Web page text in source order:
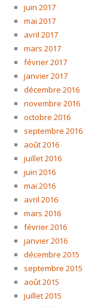
juin 2017
mai 2017
avril 2017
mars 2017
février 2017
janvier 2017
décembre 2016
novembre 2016
octobre 2016
septembre 2016
août 2016
juillet 2016
juin 2016
mai 2016
avril 2016
mars 2016
février 2016
janvier 2016
décembre 2015
septembre 2015
août 2015
juillet 2015